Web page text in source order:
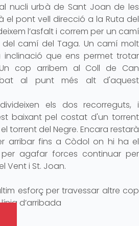
nucli urbà de Sant Joan de les
el pont vell direcció a la Ruta del
l’asfalt i correm per un camí
camí del Taga. Un camí molt
que ens permet trotar
cop arribem al Coll de Can
al punt més alt d'aquest
els dos recorreguts, i
baixant pel costat d'un torrent
torrent del Negre. Encara restarà
arribar fins a Còdol on hi ha el
agafar forces continuar per
Vent i St. Joan.
esforç per travessar altre cop
d’arribada